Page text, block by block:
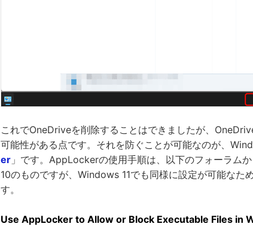
これでOneDriveを削除することはできましたが、
可能性がある点です。それを防ぐことが可能なのが、
er 」です。AppLockerの使用手順は、以下のフォーラム
10のものですが、Windows 11でも同様に設定が可能なた
す。
Use AppLocker to Allow or Block Executable Files in